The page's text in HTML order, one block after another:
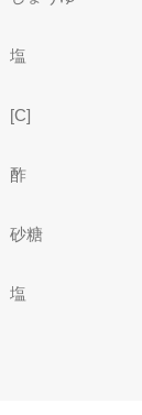
塩
[C]
酢
砂糖
塩